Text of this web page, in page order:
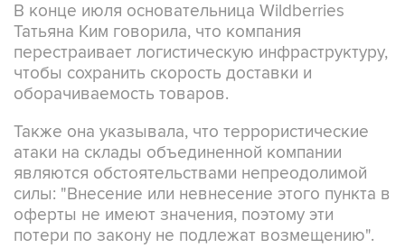
В конце июля основательница Wildberries
Татьяна Ким говорила, что компания
перестраивает логистическую инфраструктуру,
чтобы сохранить скорость доставки и
оборачиваемость товаров.
Также она указывала, что террористические
атаки на склады объединенной компании
являются обстоятельствами непреодолимой
силы: "Внесение или невнесение этого пункта в
оферты не имеют значения, поэтому эти
потери по закону не подлежат возмещению".